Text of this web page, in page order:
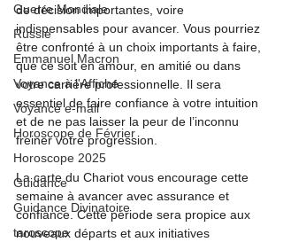
Guerre Mondiale
Russie
Emmanuel Macron
Voyance à l'Affiche
Voyance e-mail
Horoscope de Février
Horoscope 2025
Guidance
Guidance Divinatoire
taroscope
de décision importantes, voire
indispensables pour avancer. Vous pourriez
être confronté à un choix importants à faire,
que ce soit en amour, en amitié ou dans
votre carrière professionnelle. Il sera
essentiel de faire confiance à votre intuition
et de ne pas laisser la peur de l’inconnu
freiner votre progression.
La carte du Chariot vous encourage cette
semaine à avancer avec assurance et
confiance. Cette période sera propice aux
nouveaux départs et aux initiatives